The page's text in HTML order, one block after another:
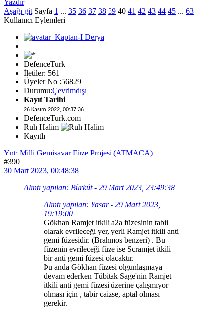
Yazdır
Aşağı git Sayfa 1 ... 35 36 37 38 39 40 41 42 43 44 45 ... 63
Kullanıcı Eylemleri
DefenceTurk
İletiler: 561
Üyeler No :56829
Durumu:Çevrimdışı
Kayıt Tarihi
26 Kasım 2022, 00:37:36
DefenceTurk.com
Ruh Halim
Kayıtlı
Ynt: Milli Gemisavar Füze Projesi (ATMACA)
#390
30 Mart 2023, 00:48:38
Alıntı yapılan: Bürküt - 29 Mart 2023, 23:49:38
Alıntı yapılan: Yasar - 29 Mart 2023,
19:19:00
Gökhan Ramjet itkili a2a füzesinin tabii
olarak evrileceği yer, yerli Ramjet itkili anti
gemi füzesidir. (Brahmos benzeri) . Bu
füzenin evrileceği füze ise Scramjet itkili
bir anti gemi füzesi olacaktır.
Þu anda Gökhan füzesi olgunlaşmaya
devam ederken Tübitak Sage'nin Ramjet
itkili anti gemi füzesi üzerine çalışmıyor
olması için , tabir caizse, aptal olması
gerekir.